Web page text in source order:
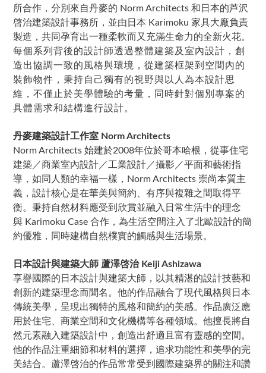
所合作，分別來自丹麥的 Norm Architects 和日本的芦沢
啓治建築設計事務所，並由日本 Karimoku 家具大廠負責
製造，共同孕育出一種柔軟而又充滿生命力的全新火花。
每個系列背後的設計師透過整體建築及室內設計，創
造出協調一致的風格與環境，從建築框架到空間內的
裝飾物件，秉持自己獨有的視野與以人為本設計思
維，不僅止於美學體驗的考量，同時針對個別專案的
具體需求和結構進行設計。
丹麥建築設計工作室 Norm Architects
Norm Architects 始建於2008年位於哥本哈根，從事住宅
建築／商業室內設計／工業設計／攝影／平面和藝術指
導，如同人類的幸福一樣，Norm Architects 崇尚本質主
義，設計核心是在華美與簡約、有序與複雜之間取得平
衡。秉持自然材料應受到欣賞並融入日常生活中的理念
與 Karimoku Case 合作，為生活空間注入了北歐設計的簡
約優雅，同時建構自然樸實的觸感與生活場景。
日本設計與建築大師 蘆澤啓治 Keiji Ashizawa
享譽國際的日本設計與建築大師，以其精湛的設計技藝和
創新的建築理念而聞名。他的作品融合了現代風格與日本
傳統美學，呈現出獨特的風格和簡約的美感。作品廣泛應
用於住宅、商業空間和文化機構等各種領域。他擅長將自
然元素融入建築設計中，創造出舒適且富有靈感的空間。
他的作品注重細節和材料的選擇，追求功能性和美學的完
美結合。蘆澤啓治的作品常常受到國際建築界的關注和讚